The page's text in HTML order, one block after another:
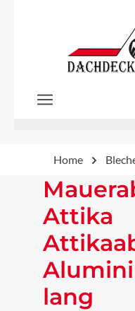
Zum Hauptinhalt
Home
Attika
lang